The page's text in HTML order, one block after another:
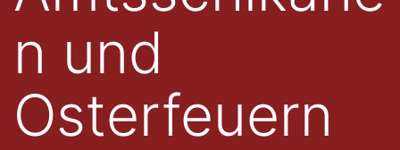
n und
Osterfeuern